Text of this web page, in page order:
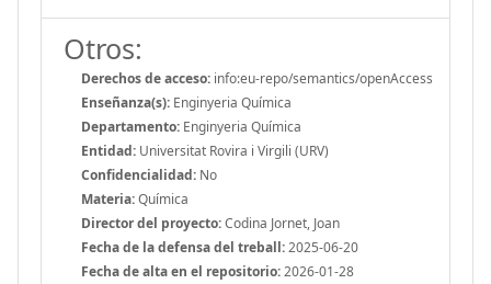
Otros:
Derechos de acceso: info:eu-repo/semantics/openAccess
Enseñanza(s): Enginyeria Química
Departamento: Enginyeria Química
Entidad: Universitat Rovira i Virgili (URV)
Confidencialidad: No
Materia:Química
Director del proyecto:Codina Jornet, Joan
Fecha de la defensa del treball:2025-06-20
Fecha de alta en el repositorio:2026-01-28